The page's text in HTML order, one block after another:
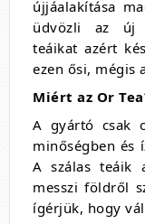
újjáalakítása
üdvözli az új
teáikat azért
ezen ősi, mégis
Miért az Or
A gyártó csak
minőségben és
A szálas teáik
messzi földről
ígérjük, hogy